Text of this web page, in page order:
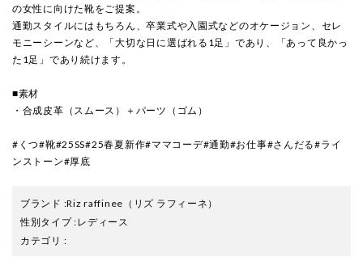
の女性に向けた靴をご提案。
通勤スタイルにはもちろん、卒業式や入園式などのオケージョン、セレ
モニーシーンなど、「大切な日に選ばれる1足」であり、「あって良かっ
た1足」であり続けます。
■素材
・合成皮革（スムース）＋パーツ（ゴム）
#くつ#靴#25SS#25春夏新作#ママコーデ#通勤#お仕事#さんだる#ライ
ンストーン#厚底
ブランド :Riz raffinee （リズ ラフィーネ）
性別タイプ:レディース
カテゴリ :